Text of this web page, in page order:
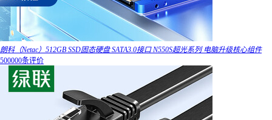
朗科（Netac）512GB SSD固态硬盘 SATA3.0接口 N550S超光系列 电脑升级核心组件
500000条评价